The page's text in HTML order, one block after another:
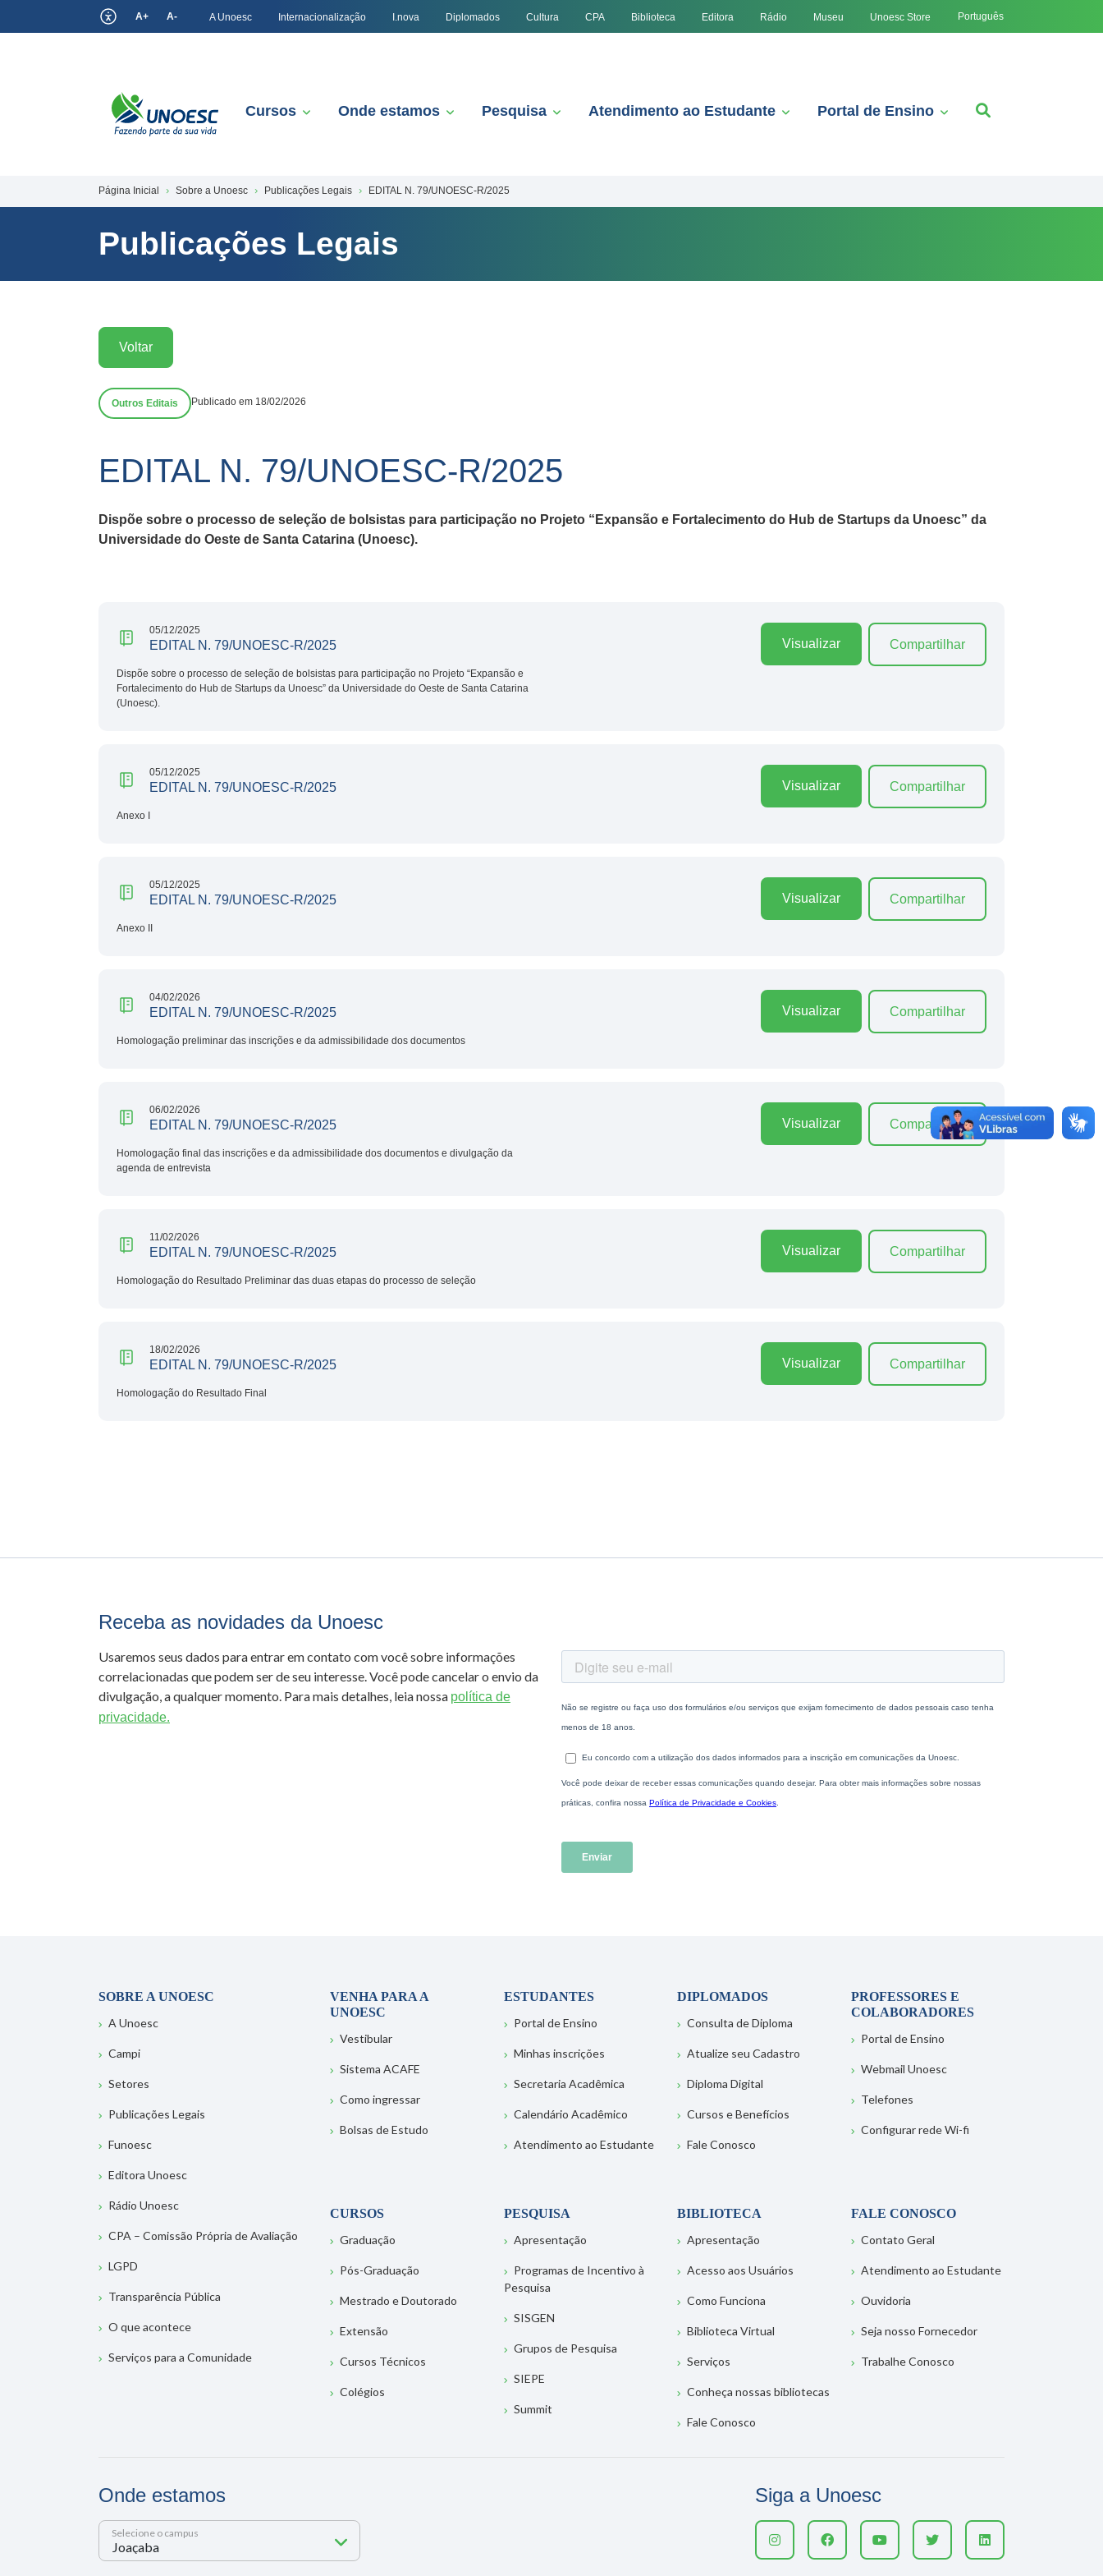
A+ A- A Unoesc Internacionalização I.nova Diplomados Cultura CPA Biblioteca Editora Rádio Museu Unoesc Store Português
Cursos Onde estamos Pesquisa Atendimento ao Estudante Portal de Ensino
Página Inicial Sobre a Unoesc Publicações Legais EDITAL N. 79/UNOESC-R/2025
Publicações Legais
Voltar
Outros Editais Publicado em 18/02/2026
EDITAL N. 79/UNOESC-R/2025
Dispõe sobre o processo de seleção de bolsistas para participação no Projeto “Expansão e Fortalecimento do Hub de Startups da Unoesc” da
Universidade do Oeste de Santa Catarina (Unoesc).
05/12/2025
EDITAL N. 79/UNOESC-R/2025
Dispõe sobre o processo de seleção de bolsistas para participação no Projeto “Expansão e
Fortalecimento do Hub de Startups da Unoesc” da Universidade do Oeste de Santa Catarina
(Unoesc).
Visualizar Compartilhar
05/12/2025
EDITAL N. 79/UNOESC-R/2025
Anexo I
Visualizar Compartilhar
05/12/2025
EDITAL N. 79/UNOESC-R/2025
Anexo II
Visualizar Compartilhar
04/02/2026
EDITAL N. 79/UNOESC-R/2025
Homologação preliminar das inscrições e da admissibilidade dos documentos
Visualizar Compartilhar
06/02/2026
EDITAL N. 79/UNOESC-R/2025
Homologação final das inscrições e da admissibilidade dos documentos e divulgação da
agenda de entrevista
Visualizar Compartilhar
11/02/2026
EDITAL N. 79/UNOESC-R/2025
Homologação do Resultado Preliminar das duas etapas do processo de seleção
Visualizar Compartilhar
18/02/2026
EDITAL N. 79/UNOESC-R/2025
Homologação do Resultado Final
Visualizar Compartilhar
Receba as novidades da Unoesc
Usaremos seus dados para entrar em contato com você sobre informações
correlacionadas que podem ser de seu interesse. Você pode cancelar o envio da
divulgação, a qualquer momento. Para mais detalhes, leia nossa política de
privacidade.
SOBRE A UNOESC
A Unoesc
Campi
Setores
Publicações Legais
Funoesc
Editora Unoesc
Rádio Unoesc
CPA – Comissão Própria de Avaliação
LGPD
Transparência Pública
O que acontece
Serviços para a Comunidade
VENHA PARA A
UNOESC
Vestibular
Sistema ACAFE
Como ingressar
Bolsas de Estudo
ESTUDANTES
Portal de Ensino
Minhas inscrições
Secretaria Acadêmica
Calendário Acadêmico
Atendimento ao Estudante
DIPLOMADOS
Consulta de Diploma
Atualize seu Cadastro
Diploma Digital
Cursos e Benefícios
Fale Conosco
PROFESSORES E
COLABORADORES
Portal de Ensino
Webmail Unoesc
Telefones
Configurar rede Wi-fi
CURSOS
Graduação
Pós-Graduação
Mestrado e Doutorado
Extensão
Cursos Técnicos
Colégios
PESQUISA
Apresentação
Programas de Incentivo à
Pesquisa
SISGEN
Grupos de Pesquisa
SIEPE
Summit
BIBLIOTECA
Apresentação
Acesso aos Usuários
Como Funciona
Biblioteca Virtual
Serviços
Conheça nossas bibliotecas
Fale Conosco
FALE CONOSCO
Contato Geral
Atendimento ao Estudante
Ouvidoria
Seja nosso Fornecedor
Trabalhe Conosco
Onde estamos
Selecione o campus
Siga a Unoesc